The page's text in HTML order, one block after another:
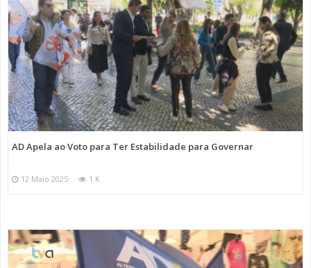
AD Apela ao Voto para Ter Estabilidade para Governar
12 Maio 2025 1 K